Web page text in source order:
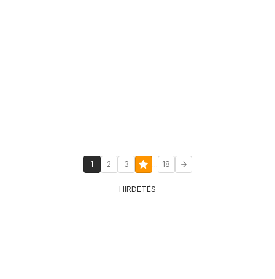
1 2 3 ... 18
HIRDETÉS